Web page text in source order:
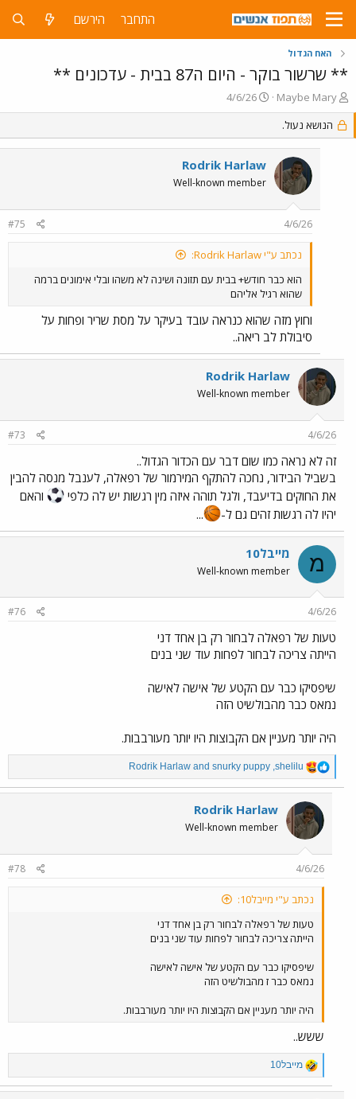
התחבר הירשם
האח הגדול
** שרשור בוקר - היום ה87 בבית - עדכונים **
פ
ו
ת
ח
Maybe Mary
פ
ו
ס
ב
ת
ר
4/6/26
הנושא נעול.
Rodrik Harlaw
Well-known member
4/6/26
#75
נכתב ע"י Rodrik Harlaw:
הוא כבר חודש+ בבית עם תזונה ושינה לא משהו ובלי אימונים ברמה
שהוא רגיל אליהם
וחוץ מזה שהוא כנראה עובד בעיקר על מסת שריר ופחות על
סיבולת לב ריאה..
Rodrik Harlaw
Well-known member
4/6/26
#73
זה לא נראה כמו שום דבר עם הכדור הגדול..
בשביל הבידור, נחכה להתקף המירמור של רפאלה, לענבל מנסה להבין
את החוקים בדיעבד, ולגל תוהה איזה מין רגשות יש לה כלפי
והאם
יהיו לה רגשות זהים גם ל-
...
מ מייבל10
Well-known member
4/6/26
#76
טעות של רפאלה לבחור רק בן אחד דני
הייתה צריכה לבחור לפחות עוד שני בנים
שיפסיקו כבר עם הקטע של אישה לאישה
נמאס כבר מהבולשיט הזה
היה יותר מעניין אם הקבוצות היו יותר מעורבבות.
R
e
a
c
t
i
o
s
shelilu
,
snurky puppy
Rodrik Harlaw
Rodrik Harlaw
Well-known member
4/6/26
#78
נכתב ע"י מייבל10:
טעות של רפאלה לבחור רק בן אחד דני
הייתה צריכה לבחור לפחות עוד שני בנים
שיפסיקו כבר עם הקטע של אישה לאישה
נמאס כבר ז מהבולשיט הזה
היה יותר מעניין אם הקבוצות היו יותר מעורבבות.
ששש..
R
e
a
מייבל10